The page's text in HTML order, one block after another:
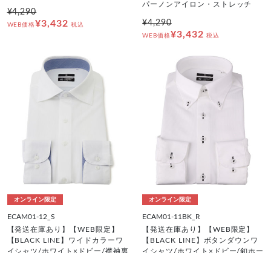
¥4,290
WEB価格¥3,432 税込
パーノンアイロン・ストレッチ
¥4,290
WEB価格¥3,432 税込
オンライン限定
ECAM01-12_S
【発送在庫あり】【WEB限定】
【BLACK LINE】ワイドカラーワ
イシャツ/ホワイト×ドビー/襟袖裏
オンライン限定
ECAM01-11BK_R
【発送在庫あり】【WEB限定】
【BLACK LINE】ボタンダウンワ
イシャツ/ホワイト×ドビー/釦ホー